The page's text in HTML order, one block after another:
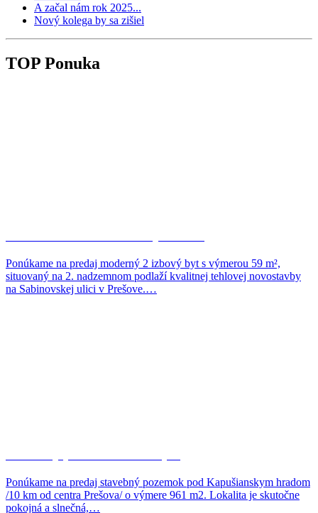
A začal nám rok 2025...
Nový kolega by sa zišiel
TOP Ponuka
Ponúkame na predaj moderný 2 izbový byt s výmerou 59 m²,
situovaný na 2. nadzemnom podlaží kvalitnej tehlovej novostavby
na Sabinovskej ulici v Prešove.…
Ponúkame na predaj stavebný pozemok pod Kapušianskym hradom
/10 km od centra Prešova/ o výmere 961 m2. Lokalita je skutočne
pokojná a slnečná,…